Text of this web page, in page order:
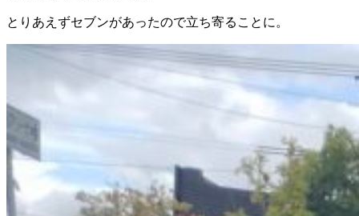
とりあえずセブンがあったので立ち寄ることに。